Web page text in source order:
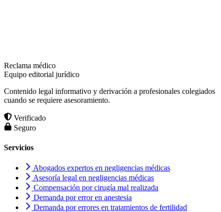
Reclama médico
Equipo editorial jurídico
Contenido legal informativo y derivación a profesionales colegiados
cuando se requiere asesoramiento.
Verificado
Seguro
Servicios
Abogados expertos en negligencias médicas
Asesoría legal en negligencias médicas
Compensación por cirugía mal realizada
Demanda por error en anestesia
Demanda por errores en tratamientos de fertilidad